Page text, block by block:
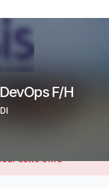
F/H
cette offre